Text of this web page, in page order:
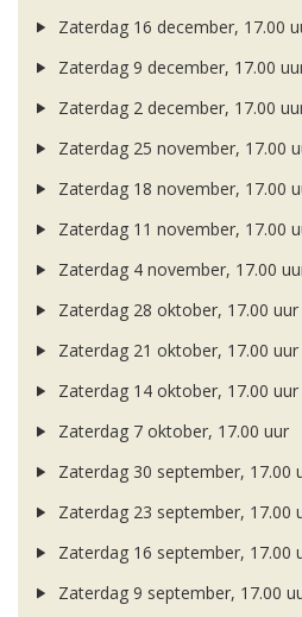
Zaterdag 16 december, 17.00
Zaterdag 9 december, 17.00
Zaterdag 2 december, 17.00
Zaterdag 25 november, 17.00
Zaterdag 18 november, 17.00
Zaterdag 11 november, 17.00
Zaterdag 4 november, 17.00
Zaterdag 28 oktober, 17.00 uur
Zaterdag 21 oktober, 17.00 uur
Zaterdag 14 oktober, 17.00 uur
Zaterdag 7 oktober, 17.00 uur
Zaterdag 30 september, 17.00
Zaterdag 23 september, 17.00
Zaterdag 16 september, 17.00
Zaterdag 9 september, 17.00